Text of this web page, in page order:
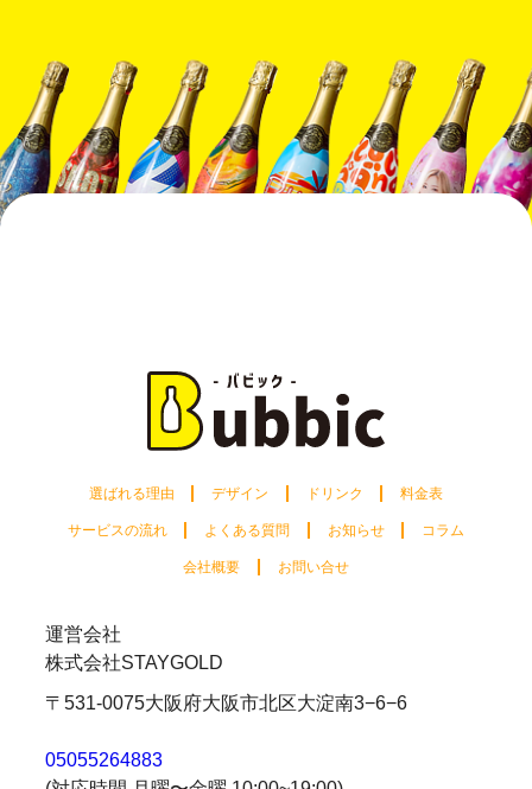
選ばれる理由 デザイン ドリンク 料金表
サービスの流れ よくある質問 お知らせ コラム
会社概要 お問い合せ
運営会社
株式会社STAYGOLD
〒531-0075大阪府大阪市北区大淀南3−6−6
05055264883